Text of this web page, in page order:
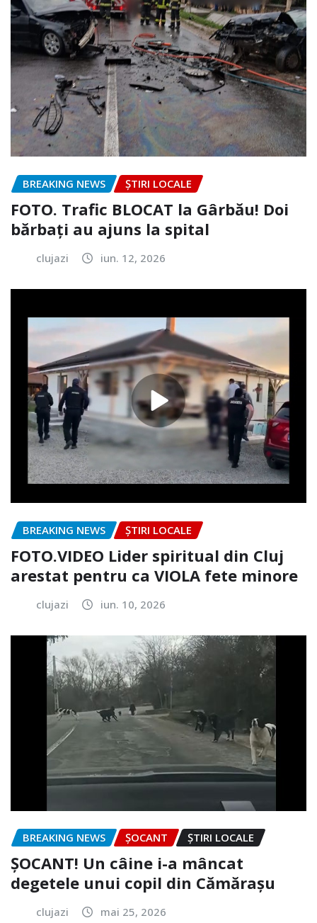
BREAKING NEWS ȘTIRI LOCALE
FOTO. Trafic BLOCAT la Gârbău! Doi
bărbați au ajuns la spital
clujazi iun. 12, 2026
BREAKING NEWS ȘTIRI LOCALE
FOTO.VIDEO Lider spiritual din Cluj
arestat pentru ca VIOLA fete minore
clujazi iun. 10, 2026
BREAKING NEWS ȘOCANT ȘTIRI LOCALE
ȘOCANT! Un câine i-a mâncat
degetele unui copil din Cămărașu
clujazi mai 25, 2026